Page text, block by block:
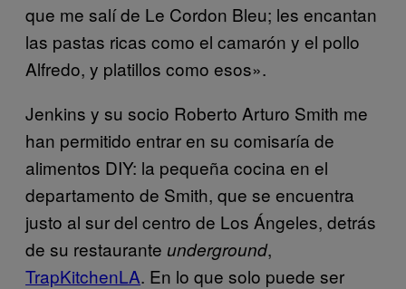
que me salí de Le Cordon Bleu; les encantan
las pastas ricas como el camarón y el pollo
Alfredo, y platillos como esos».
Jenkins y su socio Roberto Arturo Smith me
han permitido entrar en su comisaría de
alimentos DIY: la pequeña cocina en el
departamento de Smith, que se encuentra
justo al sur del centro de Los Ángeles, detrás
de su restaurante underground,
TrapKitchenLA. En lo que solo puede ser